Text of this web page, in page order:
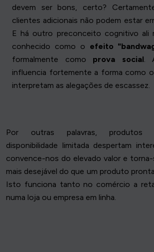
devem ser bons, certo?
clientes adicionais não podem estar
E há outro preconceito cognitivo ali
conhecido como o efeito
formalmente como prova social.
influencia fortemente a forma como
interpretam as alegações de escassez.
Por outras palavras, produtos
disponibilidade limitada despertam
convence-nos do elevado valor e
mais desejável do que um produto
Isto funciona tanto no comércio a
numa loja ou empresa em linha.